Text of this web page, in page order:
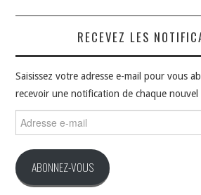
RECEVEZ LES
Saisissez votre adresse e-mail pour vous
recevoir une notification de chaque nouvel
e-
ABONNEZ-VOUS